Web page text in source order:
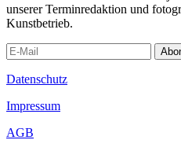
unserer Terminredaktion und
Kunstbetrieb.
Datenschutz
Impressum
AGB